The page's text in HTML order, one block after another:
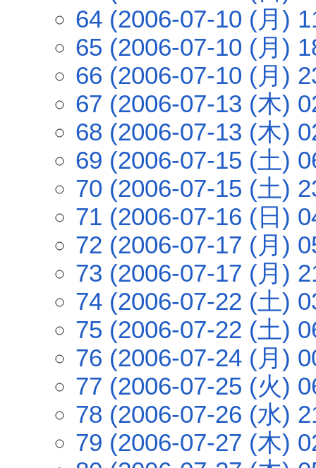
64 (2006-07-10 (月)
65 (2006-07-10 (月)
66 (2006-07-10 (月)
67 (2006-07-13 (木)
68 (2006-07-13 (木)
69 (2006-07-15 (土)
70 (2006-07-15 (土)
71 (2006-07-16 (日)
72 (2006-07-17 (月)
73 (2006-07-17 (月)
74 (2006-07-22 (土)
75 (2006-07-22 (土)
76 (2006-07-24 (月)
77 (2006-07-25 (火)
78 (2006-07-26 (水)
79 (2006-07-27 (木)